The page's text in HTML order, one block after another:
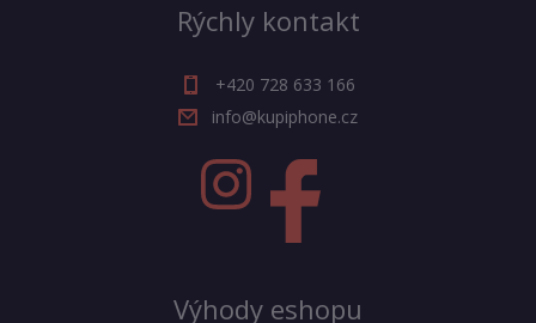
Rýchly kontakt
+420 728 633 166
info@kupiphone.cz
Výhody eshopu